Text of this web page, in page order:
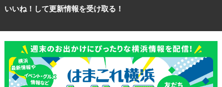
いいね！して更新情報を受け取る！